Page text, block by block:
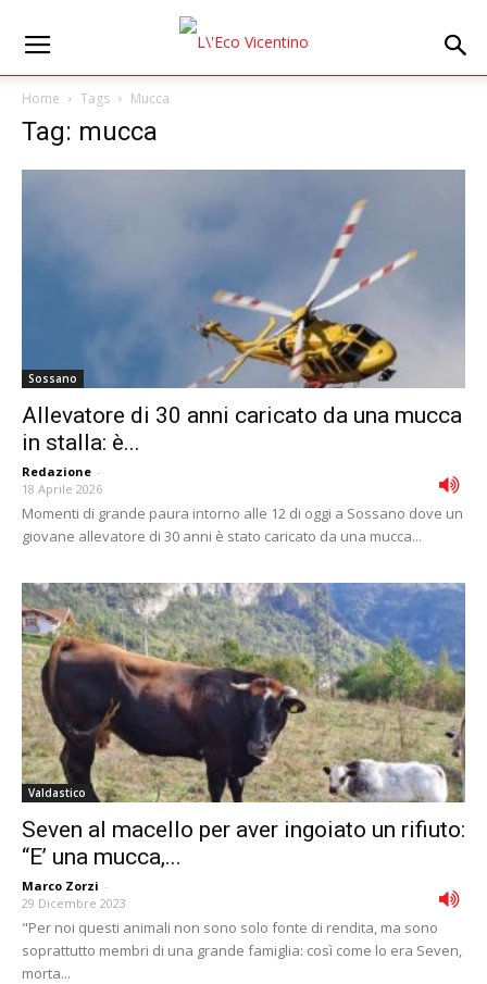
Home Tags Mucca
Tag: mucca
Sossano
Allevatore di 30 anni caricato da una mucca
in stalla: è...
Redazione -
18 Aprile 2026
Momenti di grande paura intorno alle 12 di oggi a Sossano dove un
giovane allevatore di 30 anni è stato caricato da una mucca...
Valdastico
Seven al macello per aver ingoiato un rifiuto:
“E’ una mucca,...
Marco Zorzi -
29 Dicembre 2023
"Per noi questi animali non sono solo fonte di rendita, ma sono
soprattutto membri di una grande famiglia: così come lo era Seven,
morta...